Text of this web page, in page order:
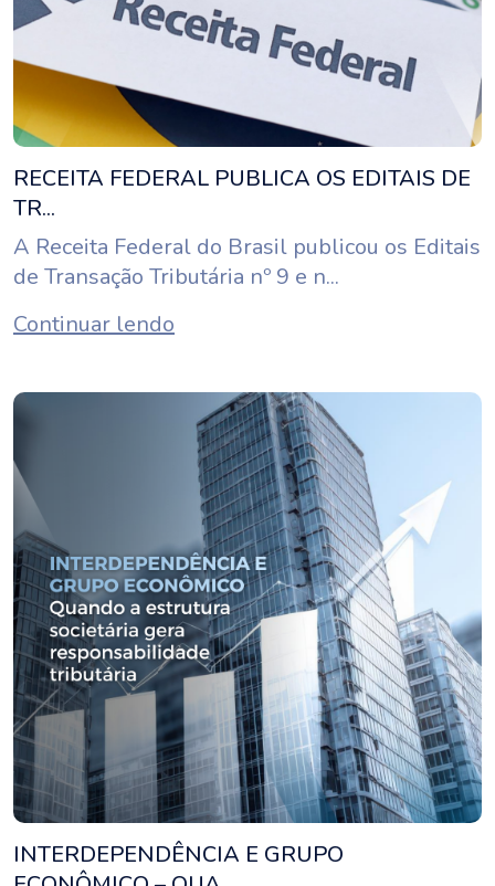
RECEITA FEDERAL PUBLICA OS EDITAIS DE
TR...
A Receita Federal do Brasil publicou os Editais
de Transação Tributária nº 9 e n...
Continuar lendo
INTERDEPENDÊNCIA E GRUPO